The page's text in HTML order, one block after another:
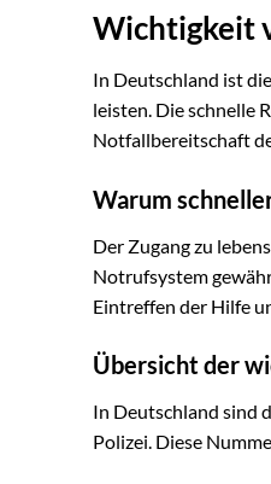
Wichtigkeit
In Deutschland ist
leisten. Die schnelle
Notfallbereitschaft
Warum
Der Zugang zu
Notrufsystem
Eintreffen der Hilfe
Übersicht der
In Deutschland sind
Polizei. Diese